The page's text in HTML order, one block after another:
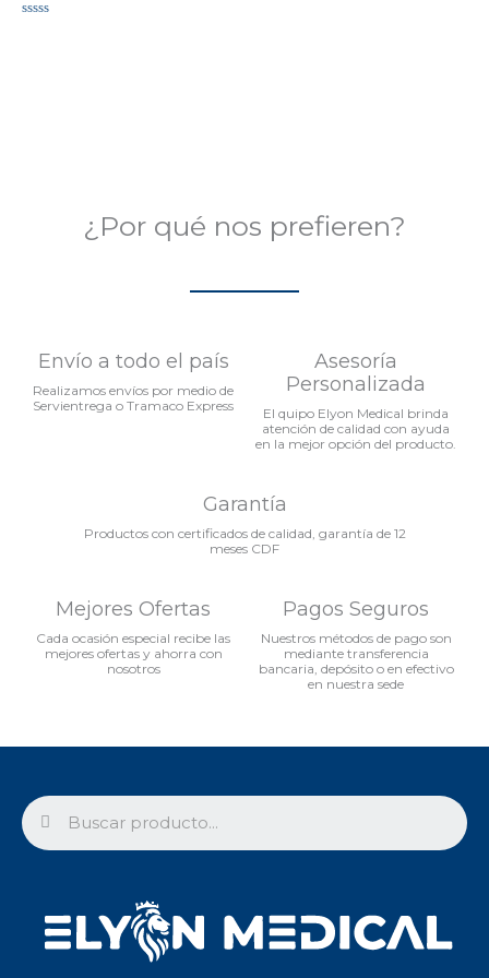
¿Por qué nos prefieren?
Envío a todo el país
Realizamos envíos por medio de
Servientrega o Tramaco Express
Asesoría
Personalizada
El quipo Elyon Medical brinda
atención de calidad con ayuda
en la mejor opción del producto.
Garantía
Productos con certificados de calidad, garantía de 12
meses CDF
Mejores Ofertas
Cada ocasión especial recibe las
mejores ofertas y ahorra con
nosotros
Pagos Seguros
Nuestros métodos de pago son
mediante transferencia
bancaria, depósito o en efectivo
en nuestra sede